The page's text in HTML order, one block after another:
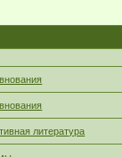
литература